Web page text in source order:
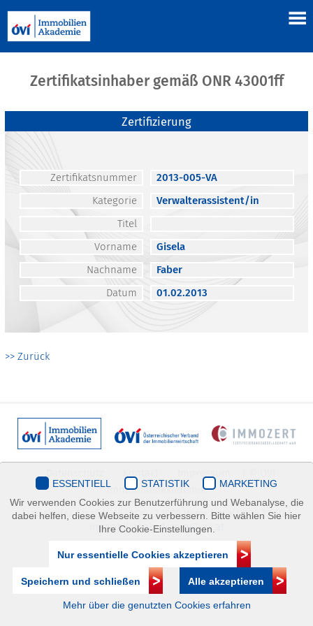
Zertifikatsinhaber gemäß ONR 43001ff
Zertifizierung
Zertifikatsnummer
2013-005-VA
Kategorie
Verwalterassistent/in
Titel
Vorname
Gisela
Nachname
Faber
Datum
01.02.2013
>> Zurück
Immobilienakademie
Mariahilfer Straße 116/2.OG/2 1070 Wien | +43(1)505 32 50 |
immobilienakademie@ovi.at
ESSENTIELL STATISTIK
MARKETING
Wir verwenden Cookies zur Benutzerführung und Webanalyse, die
dabei helfen, diese Webseite zu verbessern. Bitte wählen Sie hier
Ihre Cookie-Einstellungen.
Nur essentielle Cookies akzeptieren
Speichern und schließen Alle akzeptieren
Mehr über die genutzten Cookies erfahren